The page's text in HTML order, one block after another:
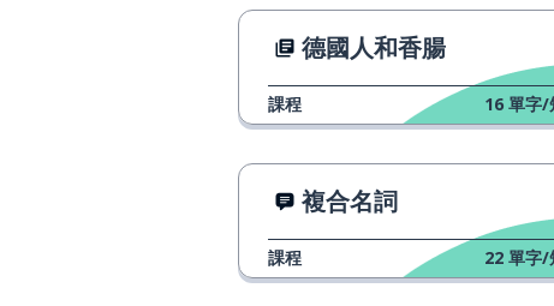
德國人和香腸
課程 16 單字/
複合名詞
課程 22 單字/